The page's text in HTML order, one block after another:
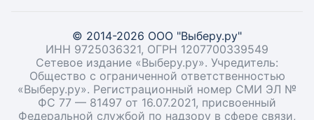
© 2014-2026 ООО "Выберу.ру"
ИНН 9725036321, ОГРН 1207700339549
Сетевое издание «Выберу.ру». Учредитель:
Общество с ограниченной ответственностью
«Выберу.ру». Регистрационный номер СМИ ЭЛ №
ФС 77 — 81497 от 16.07.2021, присвоенный
Федеральной службой по надзору в сфере связи,